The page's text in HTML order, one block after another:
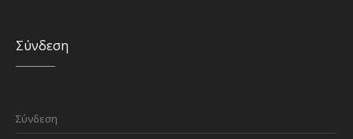
Σύνδεση
Σύνδεση